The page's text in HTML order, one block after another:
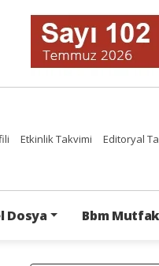
Etkinlik Takvimi Editoryal
Dosya Bbm Mutfak